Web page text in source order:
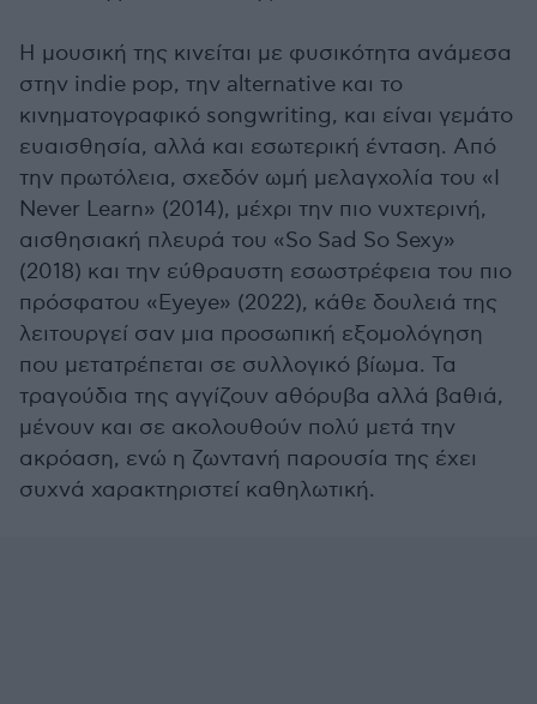
Η μουσική της κινείται με φυσικότητα ανάμεσα
στην indie pop, την alternative και το
κινηματογραφικό songwriting, και είναι γεμάτο
ευαισθησία, αλλά και εσωτερική ένταση. Από
την πρωτόλεια, σχεδόν ωμή μελαγχολία του «I
Never Learn» (2014), μέχρι την πιο νυχτερινή,
αισθησιακή πλευρά του «So Sad So Sexy»
(2018) και την εύθραυστη εσωστρέφεια του πιο
πρόσφατου «Eyeye» (2022), κάθε δουλειά της
λειτουργεί σαν μια προσωπική εξομολόγηση
που μετατρέπεται σε συλλογικό βίωμα. Τα
τραγούδια της αγγίζουν αθόρυβα αλλά βαθιά,
μένουν και σε ακολουθούν πολύ μετά την
ακρόαση, ενώ η ζωντανή παρουσία της έχει
συχνά χαρακτηριστεί καθηλωτική.